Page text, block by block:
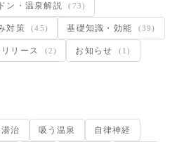
ン・温泉解説 (73)
対策 (45) 基礎知識・効能 (39)
リース (2) お知らせ (1)
湯治 吸う温泉 自律神経